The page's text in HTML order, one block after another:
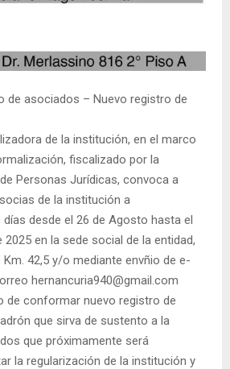
de asociados – Nuevo registro de
de la institución, en el marco
fiscalizado por la
Personas Jurídicas, convoca a
de la institución a
desde el 26 de Agosto hasta el
2025 en la sede social de la entidad,
Km. 42,5 y/o mediante envñio de e-
hernancuria940@gmail.com
de conformar nuevo registro de
que sirva de sustento a la
que próximamente será
la regularización de la institución y